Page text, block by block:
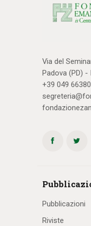
Via del
Padova (PD) -
+39 049
Pubblicazioni
Riviste